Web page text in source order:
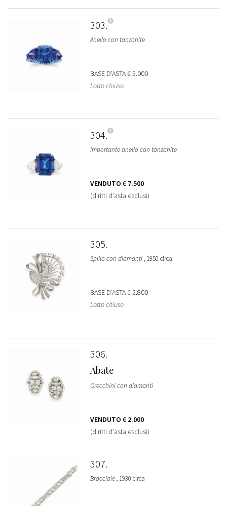
303
Anello con tanzanite
BASE D'ASTA€ 5.000
Lotto chiuso
304
Importante anello con tanzanite
VENDUTO € 7.500
(diritti d'asta esclusi)
305
Spilla con diamanti, 1950 circa
BASE D'ASTA€ 2.800
Lotto chiuso
306
Abate
Orecchini con diamanti
VENDUTO € 2.000
(diritti d'asta esclusi)
307
Bracciale, 1930 circa